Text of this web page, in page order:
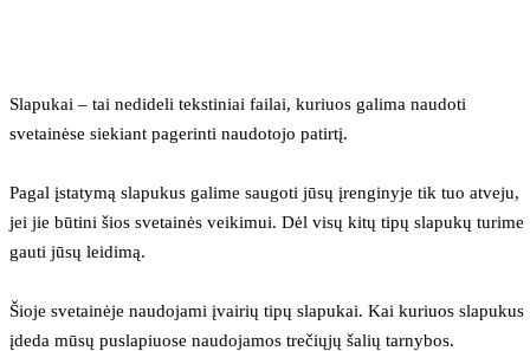
Slapukai – tai nedideli tekstiniai failai, kuriuos galima naudoti
svetainėse siekiant pagerinti naudotojo patirtį.
Pagal įstatymą slapukus galime saugoti jūsų įrenginyje tik tuo atveju,
jei jie būtini šios svetainės veikimui. Dėl visų kitų tipų slapukų turime
gauti jūsų leidimą.
Šioje svetainėje naudojami įvairių tipų slapukai. Kai kuriuos slapukus
įdeda mūsų puslapiuose naudojamos trečiųjų šalių tarnybos.